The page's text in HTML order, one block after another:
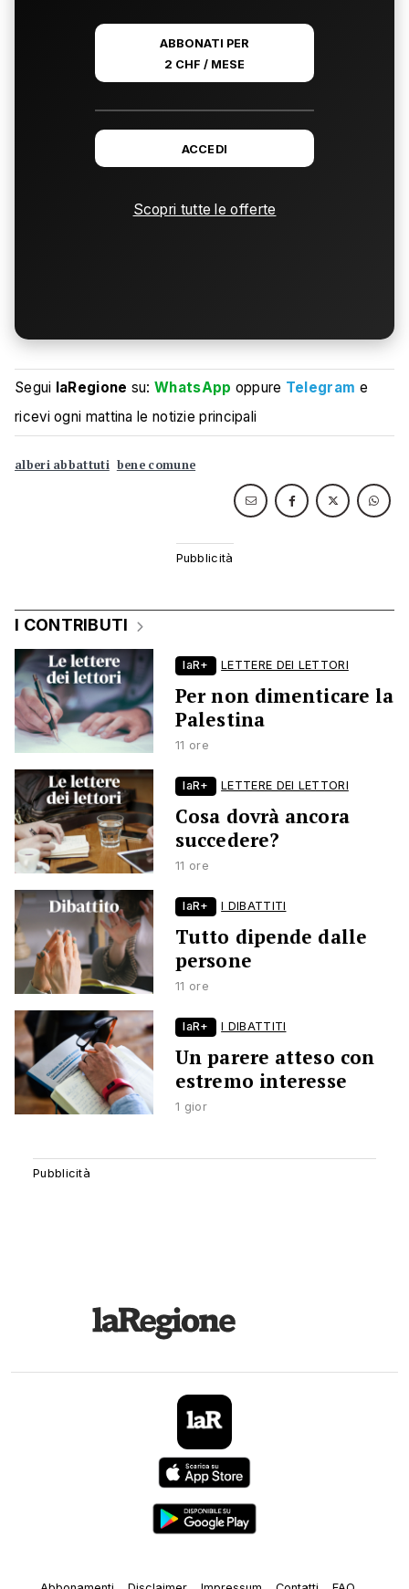
ABBONATI PER
2 CHF / MESE
ACCEDI
Scopri tutte le offerte
Segui laRegione su:WhatsApp oppure Telegram e
ricevi ogni mattina le notizie principali
alberi abbattuti bene comune
I CONTRIBUTI
laR+ LETTERE DEI LETTORI
Per non dimenticare la
Palestina
11 ore
laR+ LETTERE DEI LETTORI
Cosa dovrà ancora
succedere?
11 ore
laR+ I DIBATTITI
Tutto dipende dalle
persone
11 ore
laR+ I DIBATTITI
Un parere atteso con
estremo interesse
1 gior